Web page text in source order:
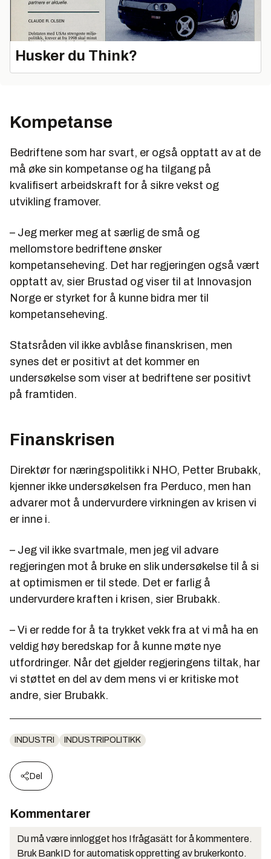
Husker du Think?
Kompetanse
Bedriftene som har svart, er også opptatt av at de
må øke sin kompetanse og ha tilgang på
kvalifisert arbeidskraft for å sikre vekst og
utvikling framover.
– Jeg merker meg at særlig de små og
mellomstore bedriftene ønsker
kompetanseheving. Det har regjeringen også vært
opptatt av, sier Brustad og viser til at Innovasjon
Norge er styrket for å kunne bidra mer til
kompetanseheving.
Statsråden vil ikke avblåse finanskrisen, men
synes det er positivt at det kommer en
undersøkelse som viser at bedriftene ser positivt
på framtiden.
Finanskrisen
Direktør for næringspolitikk i NHO, Petter Brubakk,
kjenner ikke undersøkelsen fra Perduco, men han
advarer mot å undervurdere virkningen av krisen vi
er inne i.
– Jeg vil ikke svartmale, men jeg vil advare
regjeringen mot å bruke en slik undersøkelse til å si
at optimismen er til stede. Det er farlig å
undervurdere kraften i krisen, sier Brubakk.
– Vi er redde for å ta trykket vekk fra at vi må ha en
veldig høy beredskap for å kunne møte nye
utfordringer. Når det gjelder regjeringens tiltak, har
vi støttet en del av dem mens vi er kritiske mot
andre, sier Brubakk.
INDUSTRI INDUSTRIPOLITIKK
Del
Kommentarer
Du må være innlogget hos Ifrågasätt for å kommentere.
Bruk BankID for automatisk oppretting av brukerkonto.